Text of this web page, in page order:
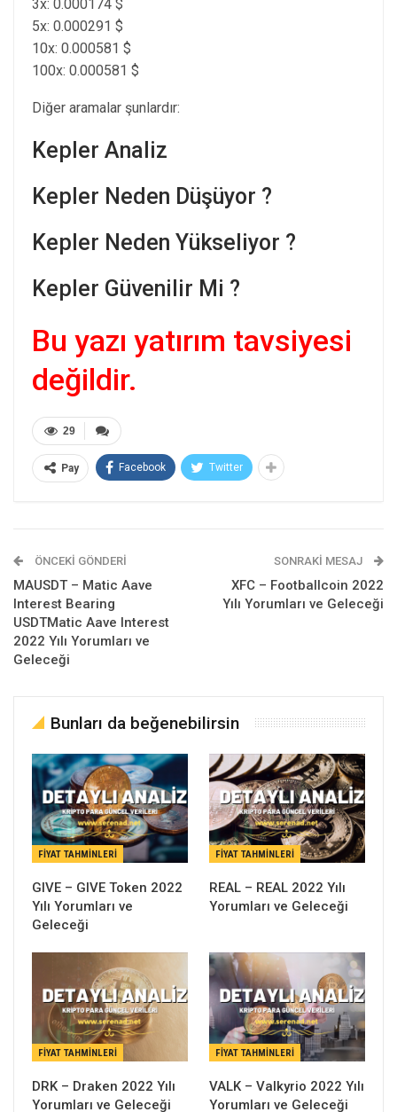
3x: 0.000174 $
5x: 0.000291 $
10x: 0.000581 $
100x: 0.000581 $
Diğer aramalar şunlardır:
Kepler Analiz
Kepler Neden Düşüyor ?
Kepler Neden Yükseliyor ?
Kepler Güvenilir Mi ?
Bu yazı yatırım tavsiyesi
değildir.
29
Pay Facebook Twitter
ÖNCEKI GÖNDERI
MAUSDT – Matic Aave
Interest Bearing
USDTMatic Aave Interest
2022 Yılı Yorumları ve
Geleceği
SONRAKI MESAJ
XFC – Footballcoin 2022
Yılı Yorumları ve Geleceği
Bunları da beğenebilirsin
FIYAT TAHMINLERI
GIVE – GIVE Token 2022
Yılı Yorumları ve
Geleceği
FIYAT TAHMINLERI
REAL – REAL 2022 Yılı
Yorumları ve Geleceği
FIYAT TAHMINLERI
DRK – Draken 2022 Yılı
Yorumları ve Geleceği
FIYAT TAHMINLERI
VALK – Valkyrio 2022 Yılı
Yorumları ve Geleceği